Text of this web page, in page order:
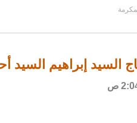
السيد إبراهيم السيد